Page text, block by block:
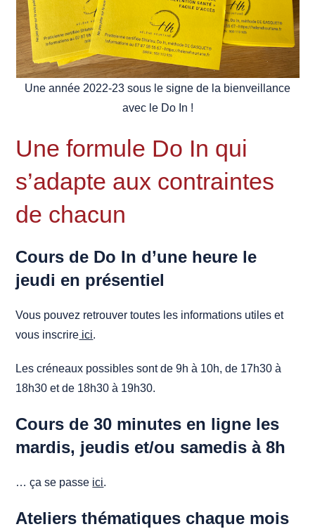
Une année 2022-23 sous le signe de la bienveillance
avec le Do In !
Une formule Do In qui
s’adapte aux contraintes
de chacun
Cours de Do In d’une heure le
jeudi en présentiel
Vous pouvez retrouver toutes les informations utiles et
vous inscrire ici.
Les créneaux possibles sont de 9h à 10h, de 17h30 à
18h30 et de 18h30 à 19h30.
Cours de 30 minutes en ligne les
mardis, jeudis et/ou samedis à 8h
… ça se passe ici.
Ateliers thématiques chaque mois